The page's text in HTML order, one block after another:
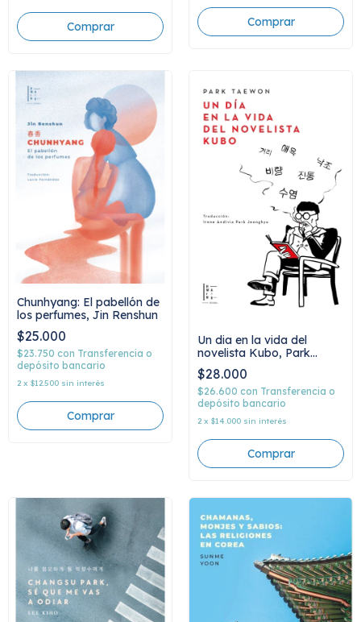
Chunhyang: El pabellón de
los perfumes, Jin Renshun
$25.000
$23.750 con Transferencia o
depósito bancario
2 x $12.500 sin interés
Un dia en la vida del
novelista Kubo, Park
Taewon
$28.000
$26.600 con Transferencia o
depósito bancario
2 x $14.000 sin interés